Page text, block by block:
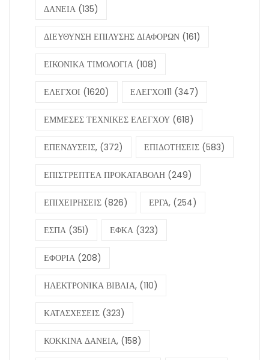
ΔΑΝΕΙΑ (135)
ΔΙΕΥΘΥΝΣΗ ΕΠΙΛΥΣΗΣ ΔΙΑΦΟΡΩΝ (161)
ΕΙΚΟΝΙΚΑ ΤΙΜΟΛΟΓΙΑ (108)
ΕΛΕΓΧΟΙ (1620) ΕΛΕΓΧΟΙ11 (347)
ΕΜΜΕΣΕΣ ΤΕΧΝΙΚΕΣ ΕΛΕΓΧΟΥ (618)
ΕΠΕΝΔΥΣΕΙΣ, (372) ΕΠΙΔΟΤΗΣΕΙΣ (583)
ΕΠΙΣΤΡΕΠΤΕΑ ΠΡΟΚΑΤΑΒΟΛΗ (249)
ΕΠΙΧΕΙΡΗΣΕΙΣ (826) ΕΡΓΑ, (254)
ΕΣΠΑ (351) ΕΦΚΑ (323)
ΕΦΟΡΙΑ (208)
ΗΛΕΚΤΡΟΝΙΚΑ ΒΙΒΛΙΑ, (110)
ΚΑΤΑΣΧΕΣΕΙΣ (323)
ΚΟΚΚΙΝΑ ΔΑΝΕΙΑ, (158)